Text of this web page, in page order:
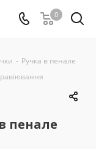
0
- Ручка в пенале
пенале